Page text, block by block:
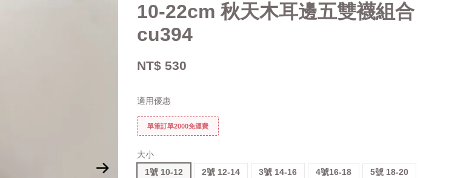
10-22cm 秋天木耳邊五雙襪組合
cu394
NT$ 530
適用優惠
單筆訂單2000免運費
大小
1號 10-12
2號 12-14 3號 14-16 4號16-18 5號 18-20